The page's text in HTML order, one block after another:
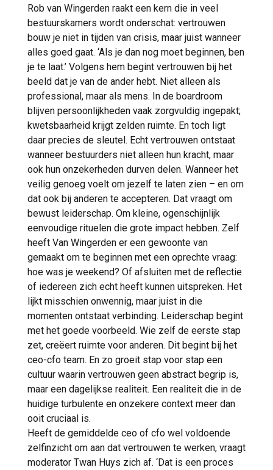
Rob van Wingerden raakt een kern die in veel
bestuurskamers wordt onderschat: vertrouwen
bouw je niet in tijden van crisis, maar juist wanneer
alles goed gaat. ‘Als je dan nog moet beginnen, ben
je te laat.’ Volgens hem begint vertrouwen bij het
beeld dat je van de ander hebt. Niet alleen als
professional, maar als mens. In de boardroom
blijven persoonlijkheden vaak zorgvuldig ingepakt;
kwetsbaarheid krijgt zelden ruimte. En toch ligt
daar precies de sleutel. Echt vertrouwen ontstaat
wanneer bestuurders niet alleen hun kracht, maar
ook hun onzekerheden durven delen. Wanneer het
veilig genoeg voelt om jezelf te laten zien – en om
dat ook bij anderen te accepteren. Dat vraagt om
bewust leiderschap. Om kleine, ogenschijnlijk
eenvoudige rituelen die grote impact hebben. Zelf
heeft Van Wingerden er een gewoonte van
gemaakt om te beginnen met een oprechte vraag:
hoe was je weekend? Of afsluiten met de reflectie
of iedereen zich echt heeft kunnen uitspreken. Het
lijkt misschien onwennig, maar juist in die
momenten ontstaat verbinding. Leiderschap begint
met het goede voorbeeld. Wie zelf de eerste stap
zet, creëert ruimte voor anderen. Dit begint bij het
ceo-cfo team. En zo groeit stap voor stap een
cultuur waarin vertrouwen geen abstract begrip is,
maar een dagelijkse realiteit. Een realiteit die in de
huidige turbulente en onzekere context meer dan
ooit cruciaal is.
Heeft de gemiddelde ceo of cfo wel voldoende
zelfinzicht om aan dat vertrouwen te werken, vraagt
moderator Twan Huys zich af. ‘Dat is een proces